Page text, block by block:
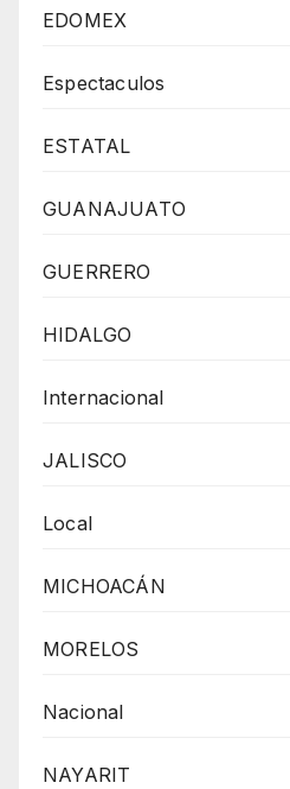
EDOMEX
Espectaculos
ESTATAL
GUANAJUATO
GUERRERO
HIDALGO
Internacional
JALISCO
Local
MICHOACÁN
MORELOS
Nacional
NAYARIT